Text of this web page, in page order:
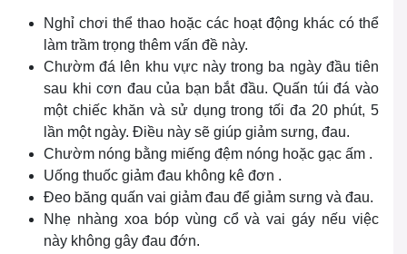
Nghỉ chơi thể thao hoặc các hoạt động khác có thể
làm trầm trọng thêm vấn đề này.
Chườm đá lên khu vực này trong ba ngày đầu tiên
sau khi cơn đau của bạn bắt đầu. Quấn túi đá vào
một chiếc khăn và sử dụng trong tối đa 20 phút, 5
lần một ngày. Điều này sẽ giúp giảm sưng, đau.
Chườm nóng bằng miếng đệm nóng hoặc gạc ấm .
Uống thuốc giảm đau không kê đơn .
Đeo băng quấn vai giảm đau để giảm sưng và đau.
Nhẹ nhàng xoa bóp vùng cổ và vai gáy nếu việc
này không gây đau đớn.